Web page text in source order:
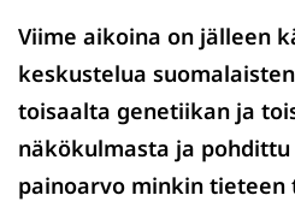
Viime aikoina on jälleen
keskustelua
toisaalta genetiikan ja
näkökulmasta ja
painoarvo minkin